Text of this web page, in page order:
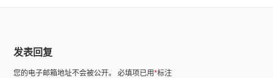
发表回复
您的电子邮箱地址不会被公开。 必填项已用*标注